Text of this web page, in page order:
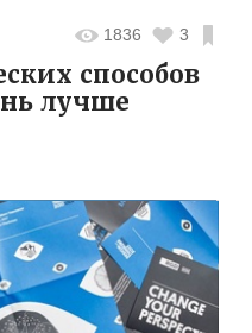
1836 3
способов
лучше